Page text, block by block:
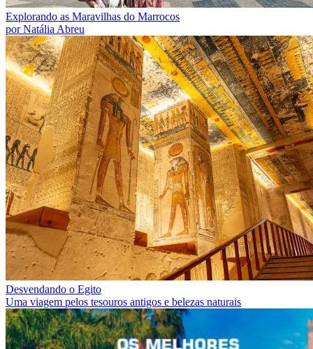
Explorando as Maravilhas do Marrocos
por Natália Abreu
Desvendando o Egito
Uma viagem pelos tesouros antigos e belezas naturais